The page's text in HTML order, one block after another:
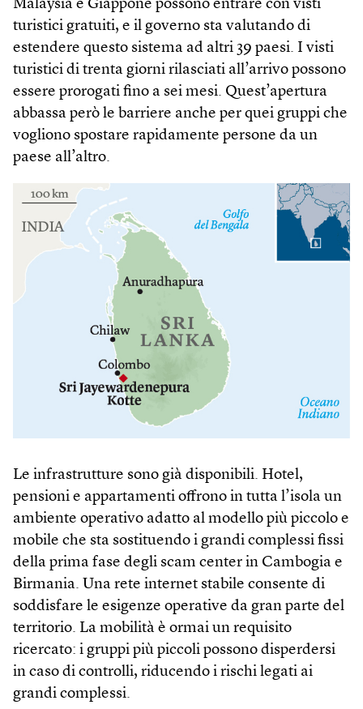
Malaysia e Giappone possono entrare con visti
turistici gratuiti, e il governo sta valutando di
estendere questo sistema ad altri 39 paesi. I visti
turistici di trenta giorni rilasciati all’arrivo possono
essere prorogati fino a sei mesi. Quest’apertura
abbassa però le barriere anche per quei gruppi che
vogliono spostare rapidamente persone da un
paese all’altro.
Le infrastrutture sono già disponibili. Hotel,
pensioni e appartamenti offrono in tutta l’isola un
ambiente operativo adatto al modello più piccolo e
mobile che sta sostituendo i grandi complessi fissi
della prima fase degli scam center in Cambogia e
Birmania. Una rete internet stabile consente di
soddisfare le esigenze operative da gran parte del
territorio. La mobilità è ormai un requisito
ricercato: i gruppi più piccoli possono disperdersi
in caso di controlli, riducendo i rischi legati ai
grandi complessi.